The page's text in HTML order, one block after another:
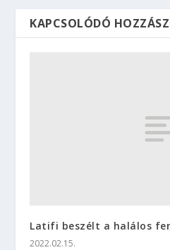
KAPCSOLÓDÓ
Latifi beszélt a halálos
2022.02.15.